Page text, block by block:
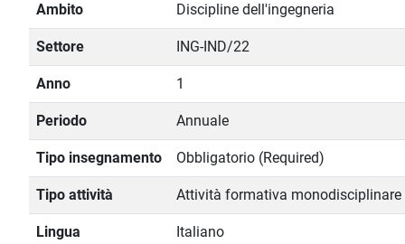
Ambito Discipline dell'ingegneria
Settore ING-IND/22
Anno 1
Periodo Annuale
Tipo insegnamento Obbligatorio (Required)
Tipo attività Attività formativa monodisciplinare
Lingua
Italiano